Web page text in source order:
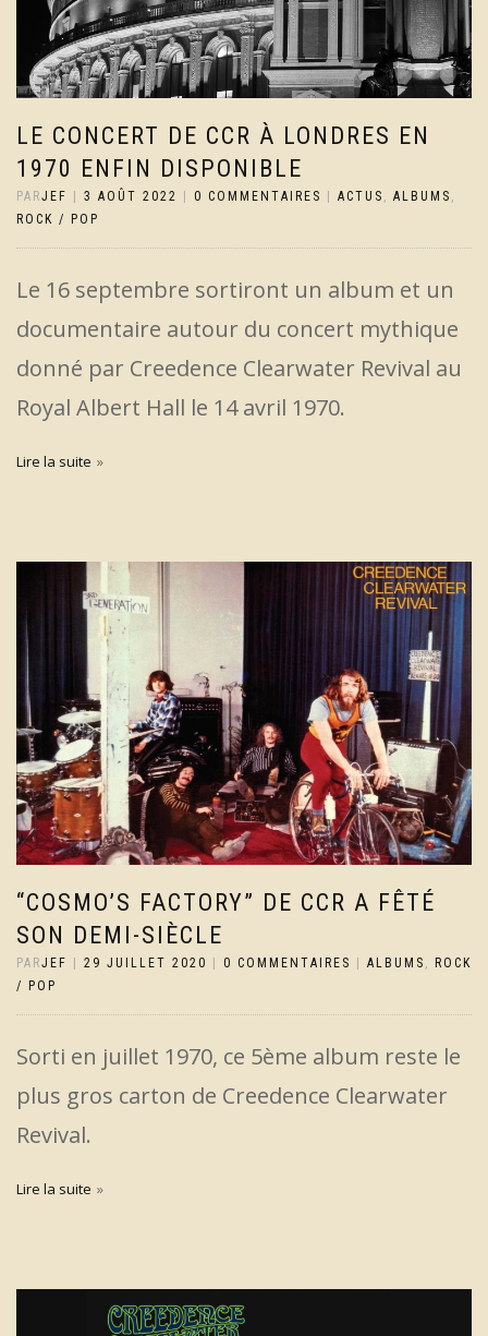
LE CONCERT DE CCR À LONDRES EN
1970 ENFIN DISPONIBLE
PARJEF | 3 AOÛT 2022 | 0 COMMENTAIRES | ACTUS ALBUMS
ROCK / POP
Le 16 septembre sortiront un album et un
documentaire autour du concert mythique
donné par Creedence Clearwater Revival au
Royal Albert Hall le 14 avril 1970.
Lire la suite
“COSMO’S FACTORY” DE CCR A FÊTÉ
SON DEMI-SIÈCLE
PARJEF 29 JUILLET 2020 0 COMMENTAIRES ALBUMS ,
ROCK
/ POP
Sorti en juillet 1970, ce 5ème album reste le
plus gros carton de Creedence Clearwater
Revival.
Lire la suite